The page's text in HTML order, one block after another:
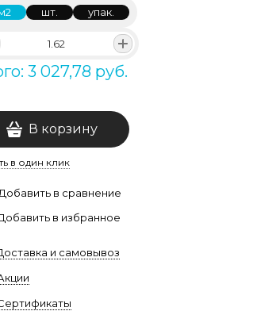
шт. упак.
3 027,78 руб.
В корзину
в один клик
Добавить в сравнение
в избранное
и самовывоз